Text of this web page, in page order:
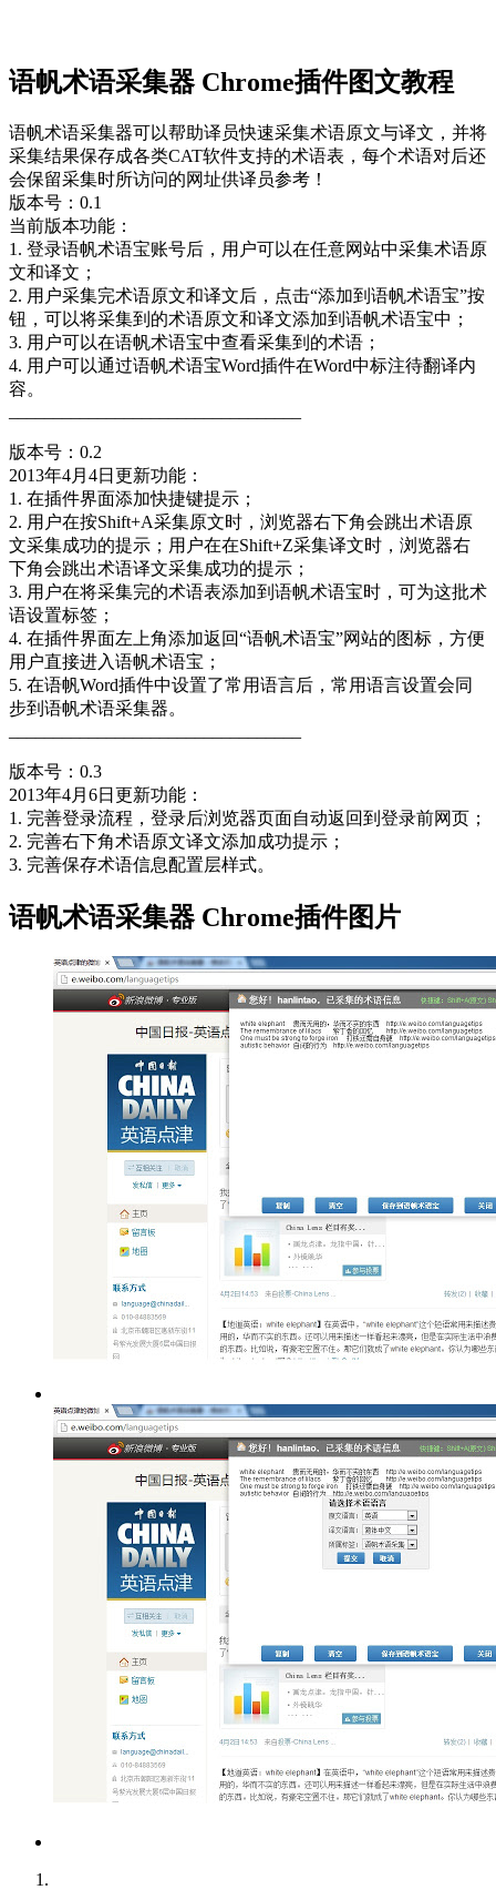
语帆术语采集器 Chrome插件图文教程
语帆术语采集器可以帮助译员快速采集术语原文与译文，并将
采集结果保存成各类CAT软件支持的术语表，每个术语对后还
会保留采集时所访问的网址供译员参考！
版本号：0.1
当前版本功能：
1. 登录语帆术语宝账号后，用户可以在任意网站中采集术语原
文和译文；
2. 用户采集完术语原文和译文后，点击“添加到语帆术语宝”按
钮，可以将采集到的术语原文和译文添加到语帆术语宝中；
3. 用户可以在语帆术语宝中查看采集到的术语；
4. 用户可以通过语帆术语宝Word插件在Word中标注待翻译内
容。
版本号：0.2
2013年4月4日更新功能：
1. 在插件界面添加快捷键提示；
2. 用户在按Shift+A采集原文时，浏览器右下角会跳出术语原
文采集成功的提示；用户在在Shift+Z采集译文时，浏览器右
下角会跳出术语译文采集成功的提示；
3. 用户在将采集完的术语表添加到语帆术语宝时，可为这批术
语设置标签；
4. 在插件界面左上角添加返回“语帆术语宝”网站的图标，方便
用户直接进入语帆术语宝；
5. 在语帆Word插件中设置了常用语言后，常用语言设置会同
步到语帆术语采集器。
版本号：0.3
2013年4月6日更新功能：
1. 完善登录流程，登录后浏览器页面自动返回到登录前网页；
2. 完善右下角术语原文译文添加成功提示；
3. 完善保存术语信息配置层样式。
语帆术语采集器 Chrome插件图片